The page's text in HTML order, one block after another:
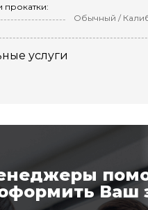
прокатки:
Обычный /
услуги
Ваш